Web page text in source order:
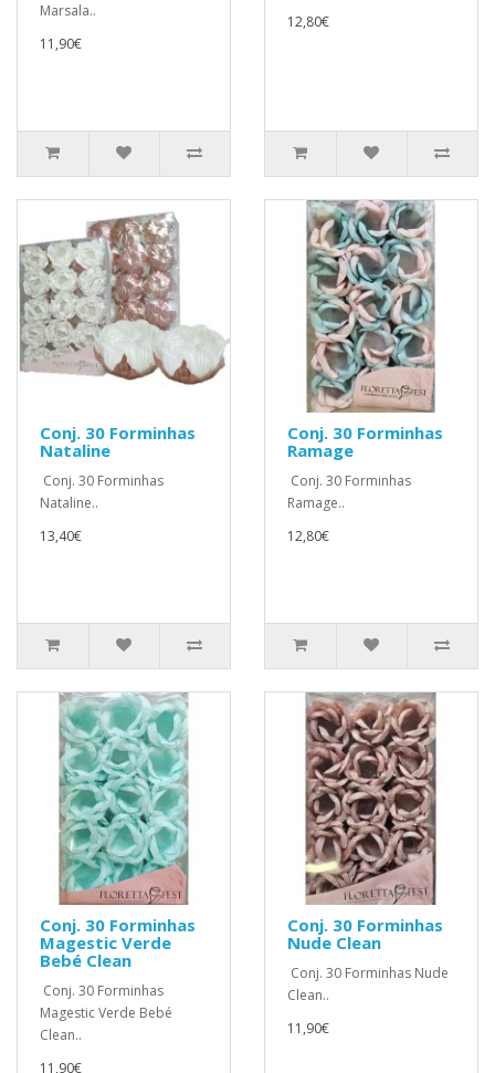
Marsala..
11,90€
12,80€
Conj. 30 Forminhas
Nataline
Conj. 30 Forminhas
Nataline..
13,40€
Conj. 30 Forminhas
Ramage
Conj. 30 Forminhas
Ramage..
12,80€
Conj. 30 Forminhas
Magestic Verde
Bebé Clean
Conj. 30 Forminhas
Magestic Verde Bebé
Clean..
11,90€
Conj. 30 Forminhas
Nude Clean
Conj. 30 Forminhas Nude
Clean..
11,90€